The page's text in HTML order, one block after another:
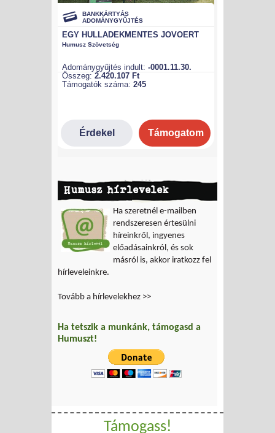
Humusz hírlevelek
Ha szeretnél e-mailben
rendszeresen értesülni
híreinkről, ingyenes
előadásainkról, és sok
másról is, akkor iratkozz fel
hírleveleinkre.
Tovább a hírlevelekhez >>
Ha tetszik a munkánk, támogasd a
Humuszt!
Támogass!